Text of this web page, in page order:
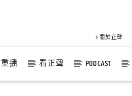
關於正聲
重播 看正聲 PODCAST